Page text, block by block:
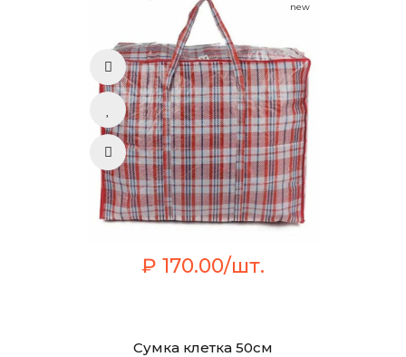
new
₽ 170.00/шт.
Сумка клетка 50см